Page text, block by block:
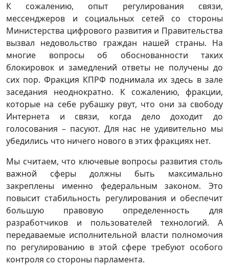
К сожалению, опыт регулирования связи,
мессенджеров и социальных сетей со стороны
Министерства цифрового развития и Правительства
вызвал недовольство граждан нашей страны. На
многие вопросы об обоснованности таких
блокировок и замедлений ответы не получены до
сих пор. Фракция КПРФ поднимала их здесь в зале
заседания неоднократно. К сожалению, фракции,
которые на себе рубашку рвут, что они за свободу
Интернета и связи, когда дело доходит до
голосования – пасуют. Для нас не удивительно мы
убедились что ничего нового в этих фракциях нет.
Мы считаем, что ключевые вопросы развития столь
важной сферы должны быть максимально
закреплены именно федеральным законом. Это
повысит стабильность регулирования и обеспечит
большую правовую определенность для
разработчиков и пользователей технологий. А
передаваемые исполнительной власти полномочия
по регулированию в этой сфере требуют особого
контроля со стороны парламента.